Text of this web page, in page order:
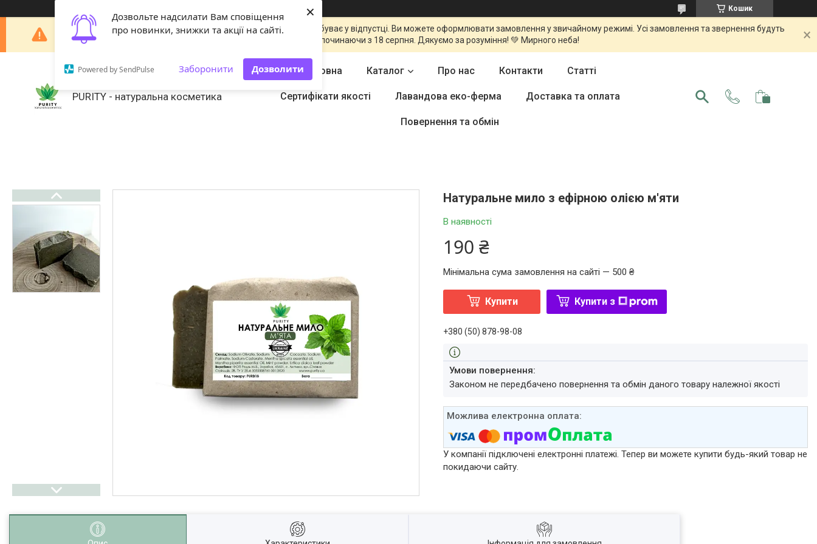
Дозвольте надсилати Вам сповіщення
про новинки, знижки та акції на сайті.
Powered by SendPulse Заборонити Дозволити
× Кошик
Шановні покупці! З 29 липня по 18 серпня наша команда перебуває у відпустці. Ви можете оформлювати замовлення у звичайному режимі. Усі замовлення та звернення будуть
оброблені починаючи з 18 серпня. Дякуємо за розуміння! 💚 Мирного неба!
PURITY - натуральна косметика
Головна Каталог Про нас Контакти Статті
Сертифікати якості Лавандова еко-ферма Доставка та оплата
Повернення та обмін
Натуральне мило з ефірною олією м'яти
В наявності
190 ₴
Мінімальна сума замовлення на сайті — 500 ₴
Купити Купити з
+380 (50) 878-98-08
Законом не передбачено повернення та обмін даного товару належної якості
У компанії підключені електронні платежі. Тепер ви можете купити будь-який товар не
покидаючи сайту.